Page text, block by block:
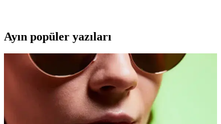
Ayın popüler yazıları